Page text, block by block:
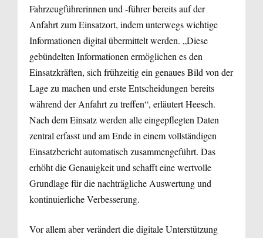
Fahrzeugführerinnen und -führer bereits auf der
Anfahrt zum Einsatzort, indem unterwegs wichtige
Informationen digital übermittelt werden. „Diese
gebündelten Informationen ermöglichen es den
Einsatzkräften, sich frühzeitig ein genaues Bild von der
Lage zu machen und erste Entscheidungen bereits
während der Anfahrt zu treffen“, erläutert Heesch.
Nach dem Einsatz werden alle eingepflegten Daten
zentral erfasst und am Ende in einem vollständigen
Einsatzbericht automatisch zusammengeführt. Das
erhöht die Genauigkeit und schafft eine wertvolle
Grundlage für die nachträgliche Auswertung und
kontinuierliche Verbesserung.
Vor allem aber verändert die digitale Unterstützung